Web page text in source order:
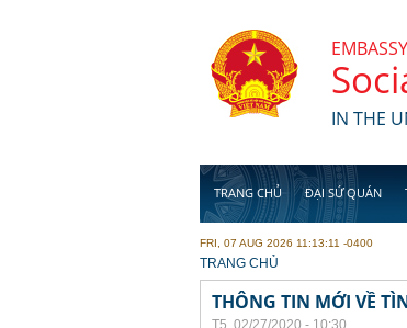
IN THE
TRANG CHỦ ĐẠI SỨ QUÁN
FRI, 07 AUG 2026 11:13:11 -0400
YOU ARE HERE
TRANG CHỦ
THÔNG TIN MỚI VỀ
T5, 02/27/2020 - 10:30